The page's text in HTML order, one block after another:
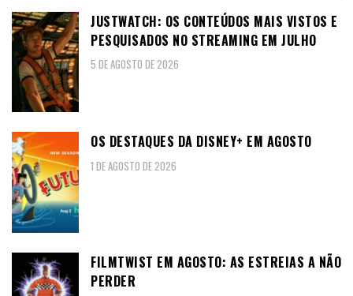
JUSTWATCH: OS CONTEÚDOS MAIS VISTOS E
PESQUISADOS NO STREAMING EM JULHO
5 DE AGOSTO DE 2026
OS DESTAQUES DA DISNEY+ EM AGOSTO
1 DE AGOSTO DE 2026
FILMTWIST EM AGOSTO: AS ESTREIAS A NÃO
PERDER